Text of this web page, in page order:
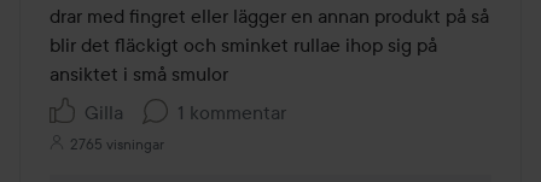
drar med fingret eller lägger en annan produkt på så
blir det fläckigt och sminket rullae ihop sig på
ansiktet i små smulor
Gilla
1 kommentar
2765 visningar